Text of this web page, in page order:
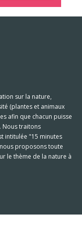
sur la nature,
(plantes et animaux
afin que chacun puisse
Nous traitons
intitulée "15 minutes
proposons toute
le thème de la nature à